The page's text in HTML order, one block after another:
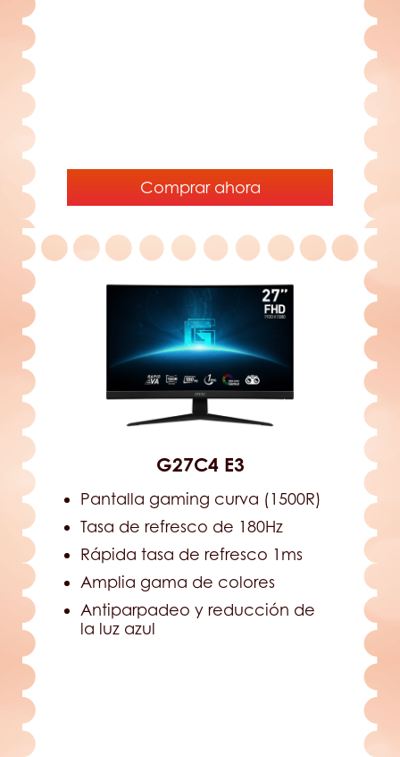
Comprar ahora
G27C4 E3
Pantalla gaming curva (1500R)
Tasa de refresco de 180Hz
Rápida tasa de refresco 1ms
Amplia gama de colores
Antiparpadeo y reducción de
la luz azul